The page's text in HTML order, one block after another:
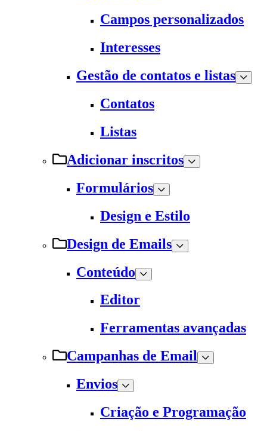
Campos personalizados
Interesses
Gestão de contatos e listas
Contatos
Listas
Adicionar inscritos
Formulários
Design e Estilo
Design de Emails
Conteúdo
Editor
Ferramentas avançadas
Campanhas de Email
Envios
Criação e Programação